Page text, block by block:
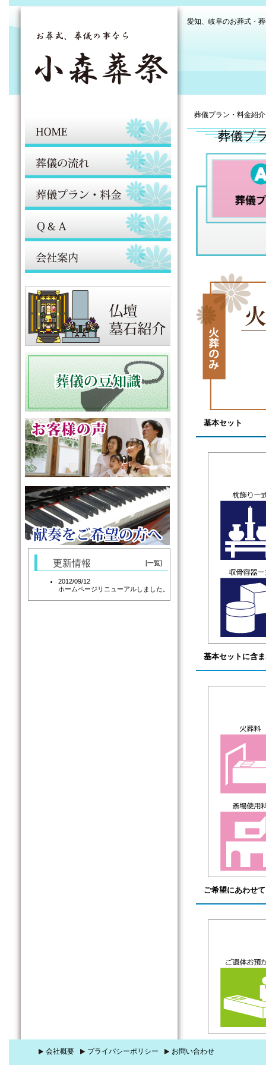
愛知、岐阜のお葬式・
更新情報 [一覧]
2012/09/12
ホームページリニューアルしました。
葬儀プラン・料金紹介
葬儀プ
基本セット
基本セットに含
ご希望にあわせ
会社概要 プライバシーポリシー お問い合わせ